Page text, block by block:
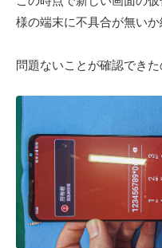
様の端末に不具合が無いか
問題ないことが確認できた